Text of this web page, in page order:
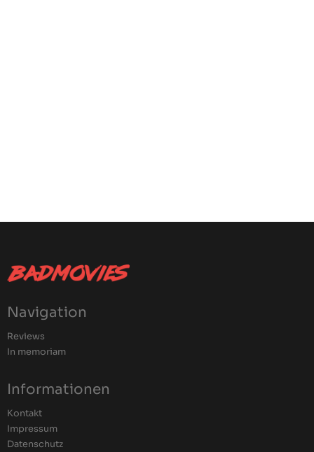
Navigation
Reviews
In memoriam
Informationen
Kontakt
Impressum
Datenschutz